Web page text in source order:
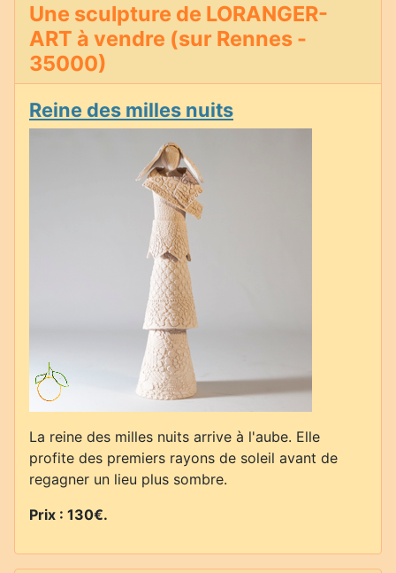
Une sculpture de LORANGER-
ART à vendre (sur Rennes -
35000)
Reine des milles nuits
La reine des milles nuits arrive à l'aube. Elle
profite des premiers rayons de soleil avant de
regagner un lieu plus sombre.
Prix : 130€.